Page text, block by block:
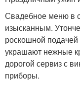
Свадебное меню в
изысканным.
роскошной
украшают нежные
дорогой сервиз с
приборы.